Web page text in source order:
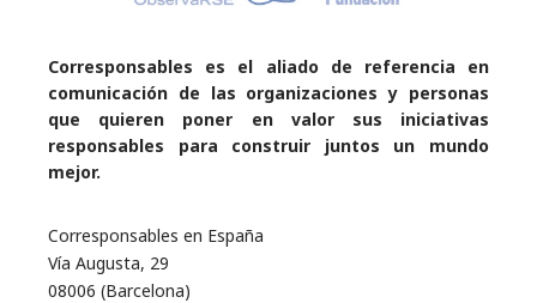
Corresponsables es el aliado de referencia en
comunicación de las organizaciones y personas
que quieren poner en valor sus iniciativas
responsables para construir juntos un mundo
mejor.
Corresponsables en España
Vía Augusta, 29
08006 (Barcelona)